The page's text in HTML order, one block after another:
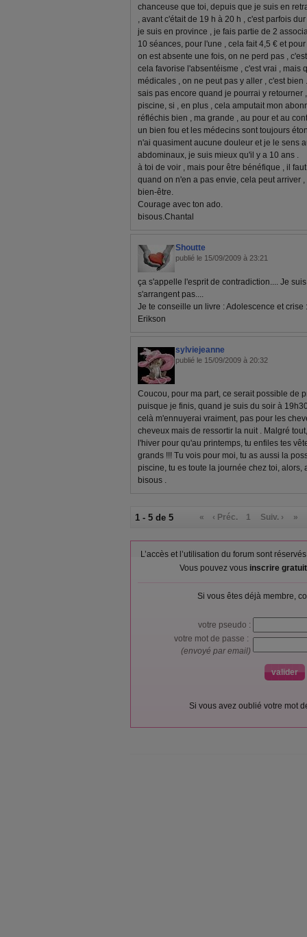
chanceuse que toi, depuis que je suis en
, avant c'était de 19 h à 20 h , c'est parfois
je suis en province , je fais partie de 2
10 séances, pour l'une , cela fait 4,5 € et
on est absente une fois, on ne perd pas ,
cela favorise l'absentéisme , c'est vrai , mais
médicales , on ne peut pas y aller , c'est
sais pas encore quand je pourrai y retourner
piscine, si , en plus , cela amputait mon
réfléchis bien , ma grande , au pour et au
un bien fou et les médecins sont toujours
n'ai quasiment aucune douleur et je le sens
abdominaux, je suis mieux qu'il y a 10 ans .
à toi de voir , mais pour être bénéfique , il
quand on n'en a pas envie, cela peut arriver
bien-être.
Courage avec ton ado.
bisous.Chantal
Shoutte
publié le 15/09/2009 à 23:21
ça s'appelle l'esprit de contradiction.... Je
s'arrangent pas....
Je te conseille un livre : Adolescence et
Erikson
sylviejeanne
publié le 15/09/2009 à 20:32
Coucou, pour ma part, ce serait possible de
puisque je finis, quand je suis du soir à
celà m'ennuyerai vraiment, pas pour les
cheveux mais de ressortir la nuit . Malgré
l'hiver pour qu'au printemps, tu enfiles tes
grands !!! Tu vois pour moi, tu as aussi la
piscine, tu es toute la journée chez toi, alors,
bisous .
1 - 5 de 5 « ‹ Préc. 1 Suiv. › »
L’accès et l’utilisation du forum sont
Vous pouvez vous inscrire
Si vous êtes déjà membre,
votre pseudo :
votre mot de passe :
(envoyé par email)
Si vous avez oublié votre mot